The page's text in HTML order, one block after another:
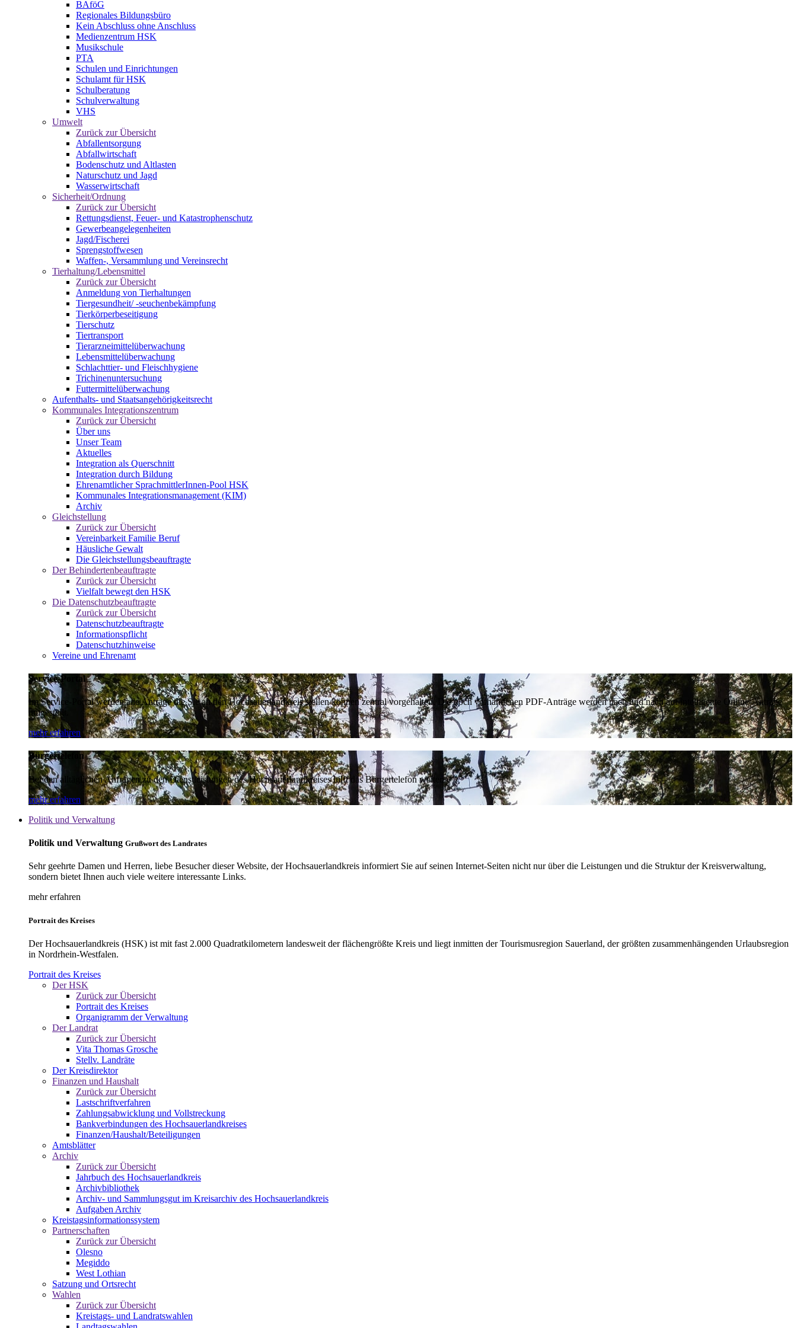
BAföG
Regionales Bildungsbüro
Kein Abschluss ohne Anschluss
Medienzentrum HSK
Musikschule
PTA
Schulen und Einrichtungen
Schulamt für HSK
Schulberatung
Schulverwaltung
VHS
Umwelt
Zurück zur Übersicht
Abfallentsorgung
Abfallwirtschaft
Bodenschutz und Altlasten
Naturschutz und Jagd
Wasserwirtschaft
Sicherheit/Ordnung
Zurück zur Übersicht
Rettungsdienst, Feuer- und Katastrophenschutz
Gewerbeangelegenheiten
Jagd/Fischerei
Sprengstoffwesen
Waffen-, Versammlung und Vereinsrecht
Tierhaltung/Lebensmittel
Zurück zur Übersicht
Anmeldung von Tierhaltungen
Tiergesundheit/ -seuchenbekämpfung
Tierkörperbeseitigung
Tierschutz
Tiertransport
Tierarzneimittelüberwachung
Lebensmittelüberwachung
Schlachttier- und Fleischhygiene
Trichinenuntersuchung
Futtermittelüberwachung
Aufenthalts- und Staatsangehörigkeitsrecht
Kommunales Integrationszentrum
Zurück zur Übersicht
Über uns
Unser Team
Aktuelles
Integration als Querschnitt
Integration durch Bildung
Ehrenamtlicher SprachmittlerInnen-Pool HSK
Kommunales Integrationsmanagement (KIM)
Archiv
Gleichstellung
Zurück zur Übersicht
Vereinbarkeit Familie Beruf
Häusliche Gewalt
Die Gleichstellungsbeauftragte
Der Behindertenbeauftragte
Zurück zur Übersicht
Vielfalt bewegt den HSK
Die Datenschutzbeauftragte
Zurück zur Übersicht
Datenschutzbeauftragte
Informationspflicht
Datenschutzhinweise
Vereine und Ehrenamt
Service-Portal
Im Service-Portal werden alle Anträge die Sie an den Hochsauerlandkreis stellen können zentral vorgehalten. Die noch vorhandenen PDF-Anträge werden nach und nach auf intelligente Online-Anträge
umgestellt.
mehr erfahren
Bürgertelefon
Bei den alltäglichen Anfragen zu den Dienstleistungen des Hochsauerlandkreises hilft das Bürgertelefon weiter.
mehr erfahren
Politik und Verwaltung
Politik und Verwaltung Grußwort des Landrates
Sehr geehrte Damen und Herren, liebe Besucher dieser Website, der Hochsauerlandkreis informiert Sie auf seinen Internet-Seiten nicht nur über die Leistungen und die Struktur der Kreisverwaltung,
sondern bietet Ihnen auch viele weitere interessante Links.
mehr erfahren
Portrait des Kreises
Der Hochsauerlandkreis (HSK) ist mit fast 2.000 Quadratkilometern landesweit der flächengrößte Kreis und liegt inmitten der Tourismusregion Sauerland, der größten zusammenhängenden Urlaubsregion
in Nordrhein-Westfalen.
Portrait des Kreises
Der HSK
Zurück zur Übersicht
Portrait des Kreises
Organigramm der Verwaltung
Der Landrat
Zurück zur Übersicht
Vita Thomas Grosche
Stellv. Landräte
Der Kreisdirektor
Finanzen und Haushalt
Zurück zur Übersicht
Lastschriftverfahren
Zahlungsabwicklung und Vollstreckung
Bankverbindungen des Hochsauerlandkreises
Finanzen/Haushalt/Beteiligungen
Amtsblätter
Archiv
Zurück zur Übersicht
Jahrbuch des Hochsauerlandkreis
Archivbibliothek
Archiv- und Sammlungsgut im Kreisarchiv des Hochsauerlandkreis
Aufgaben Archiv
Kreistagsinformationssystem
Partnerschaften
Zurück zur Übersicht
Olesno
Megiddo
West Lothian
Satzung und Ortsrecht
Wahlen
Zurück zur Übersicht
Kreistags- und Landratswahlen